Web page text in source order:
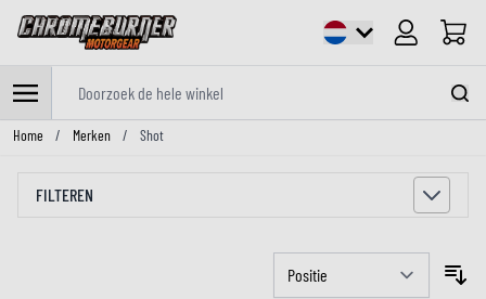
Cart
Ga naar de inhoud
Home / Merken / Shot
FILTEREN